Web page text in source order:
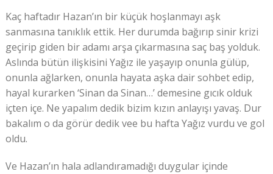
Kaç haftadır Hazan’ın bir küçük hoşlanmayı aşk
sanmasına tanıklık ettik. Her durumda bağırıp sinir krizi
geçirip giden bir adamı arşa çıkarmasına saç baş yolduk.
Aslında bütün ilişkisini Yağız ile yaşayıp onunla gülüp,
onunla ağlarken, onunla hayata aşka dair sohbet edip,
hayal kurarken ‘Sinan da Sinan…’ demesine gıcık olduk
içten içe. Ne yapalım dedik bizim kızın anlayışı yavaş. Dur
bakalım o da görür dedik vee bu hafta Yağız vurdu ve gol
oldu.
Ve Hazan’ın hala adlandıramadığı duygular içinde